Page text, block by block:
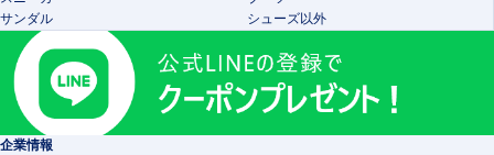
サンダル
シューズ以外
企業情報